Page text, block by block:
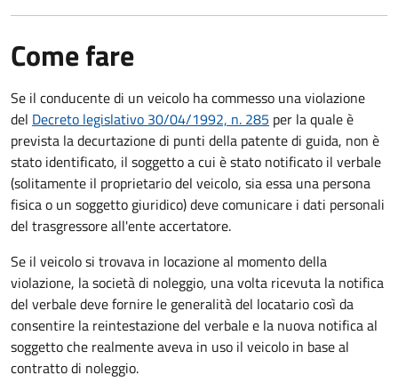
Come fare
Se il conducente di un veicolo ha commesso una violazione
del Decreto legislativo 30/04/1992, n. 285 per la quale è
prevista la decurtazione di punti della patente di guida, non è
stato identificato, il soggetto a cui è stato notificato il verbale
(solitamente il proprietario del veicolo, sia essa una persona
fisica o un soggetto giuridico) deve comunicare i dati personali
del trasgressore all'ente accertatore.
Se il veicolo si trovava in locazione al momento della
violazione, la società di noleggio, una volta ricevuta la notifica
del verbale deve fornire le generalità del locatario così da
consentire la reintestazione del verbale e la nuova notifica al
soggetto che realmente aveva in uso il veicolo in base al
contratto di noleggio.